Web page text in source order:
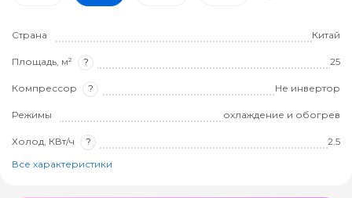
Страна Китай
Площадь, м² ? 25
Компрессор ? Не инвертор
Режимы охлаждение и обогрев
Холод, КВт/ч ?
2.5
Все характеристики